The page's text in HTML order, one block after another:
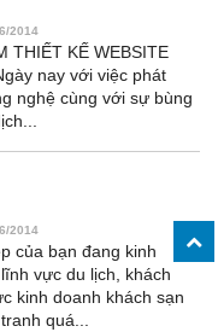
2014
THIẾT KẾ WEBSITE
nay với việc phát
nghệ cùng với sự bùng
2014
của bạn đang kinh
vực du lịch, khách
kinh doanh khách sạn
quá...